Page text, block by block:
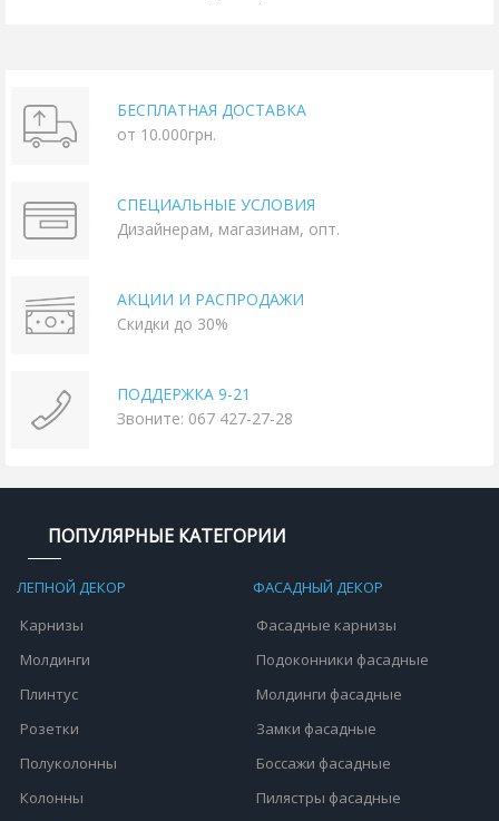
БЕСПЛАТНАЯ ДОСТАВКА
от 10.000грн.
СПЕЦИАЛЬНЫЕ УСЛОВИЯ
Дизайнерам, магазинам, опт.
АКЦИИ И РАСПРОДАЖИ
Скидки до 30%
ПОДДЕРЖКА 9-21
Звоните: 067 427-27-28
ПОПУЛЯРНЫЕ КАТЕГОРИИ
ЛЕПНОЙ ДЕКОР
Карнизы
Молдинги
Плинтус
Розетки
Полуколонны
Колонны
ФАСАДНЫЙ ДЕКОР
Фасадные карнизы
Подоконники фасадные
Молдинги фасадные
Замки фасадные
Боссажи фасадные
Пилястры фасадные